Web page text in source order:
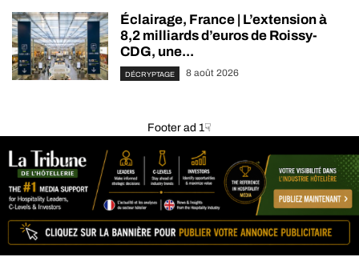
Éclairage, France | L’extension à
8,2 milliards d’euros de Roissy-
CDG, une...
DÉCRYPTAGE 8 août 2026
Footer ad 1☟